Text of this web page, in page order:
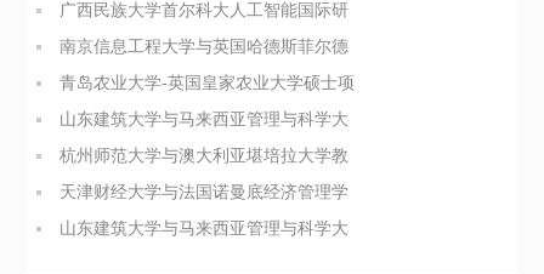
院医疗健康领导力与管理硕士
广西民族大学首尔科大人工智能国际研
究生院合办硕士招生简章
南京信息工程大学与英国哈德斯菲尔德
大学合办博士项目简介
青岛农业大学-英国皇家农业大学硕士项
目招生简章
山东建筑大学与马来西亚管理与科学大
学管理科学硕士招生简章
杭州师范大学与澳大利亚堪培拉大学教
育领导与管理硕士简章
天津财经大学与法国诺曼底经济管理学
院工商管理硕士招生简章
山东建筑大学与马来西亚管理与科学大